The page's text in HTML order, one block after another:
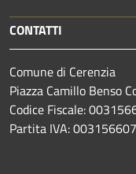
CONTATTI
Comune di Cerenzia
Piazza Camillo Benso
Codice Fiscale:
Partita IVA: